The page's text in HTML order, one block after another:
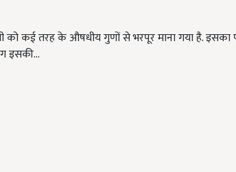
को कई तरह के औषधीय गुणों से भरपूर माना गया है. इसका
इसकी…